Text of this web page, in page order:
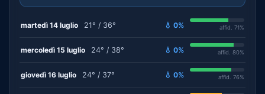
martedì 14 luglio 21° / 36° 💧 0% affid. 71%
mercoledì 15 luglio 24° / 38° 💧 0% affid. 80%
giovedì 16 luglio 24° / 37° 💧 0% affid. 76%